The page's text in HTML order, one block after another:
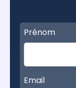
Prénom
Email